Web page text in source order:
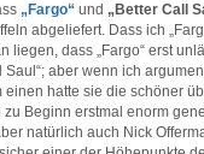
„Fargo“ und „Better Call
abgeliefert. Dass ich
liegen, dass „Fargo“ erst
aber wenn ich
hatte sie die schöner
Beginn erstmal enorm
natürlich auch Nick